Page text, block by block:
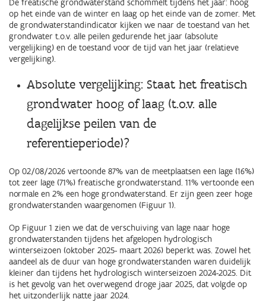
De freatische grondwaterstand schommelt tijdens het jaar: hoog
op het einde van de winter en laag op het einde van de zomer. Met
de grondwaterstandindicator kijken we naar de toestand van het
grondwater t.o.v. alle peilen gedurende het jaar (absolute
vergelijking) en de toestand voor de tijd van het jaar (relatieve
vergelijking).
Absolute vergelijking: Staat het freatisch
grondwater hoog of laag (t.o.v. alle
dagelijkse peilen van de
referentieperiode)?
Op 02/08/2026 vertoonde 87% van de meetplaatsen een lage (16%)
tot zeer lage (71%) freatische grondwaterstand. 11% vertoonde een
normale en 2% een hoge grondwaterstand. Er zijn geen zeer hoge
grondwaterstanden waargenomen (Figuur 1).
Op Figuur 1 zien we dat de verschuiving van lage naar hoge
grondwaterstanden tijdens het afgelopen hydrologisch
winterseizoen (oktober 2025- maart 2026) beperkt was. Zowel het
aandeel als de duur van hoge grondwaterstanden waren duidelijk
kleiner dan tijdens het hydrologisch winterseizoen 2024-2025. Dit
is het gevolg van het overwegend droge jaar 2025, dat volgde op
het uitzonderlijk natte jaar 2024.